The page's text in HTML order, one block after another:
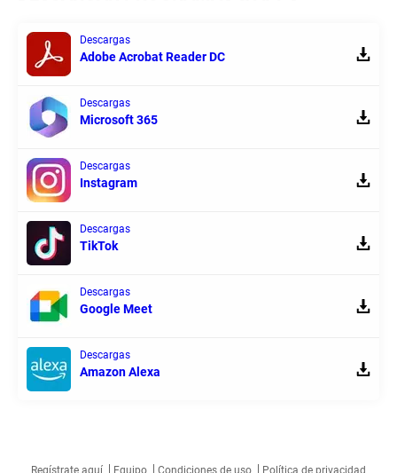
Descargas
Adobe Acrobat Reader DC
Descargas
Microsoft 365
Descargas
Instagram
Descargas
TikTok
Descargas
Google Meet
Descargas
Amazon Alexa
Regístrate aquí Equipo Condiciones de uso Política de privacidad